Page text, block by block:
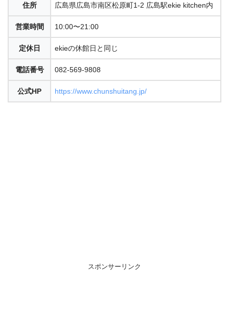
住所 広島県広島市南区松原町1-2 広島駅ekie kitchen内
営業時間 10:00〜21:00
定休日 ekieの休館日と同じ
電話番号 082-569-9808
公式HP https://www.chunshuitang.jp/
スポンサーリンク